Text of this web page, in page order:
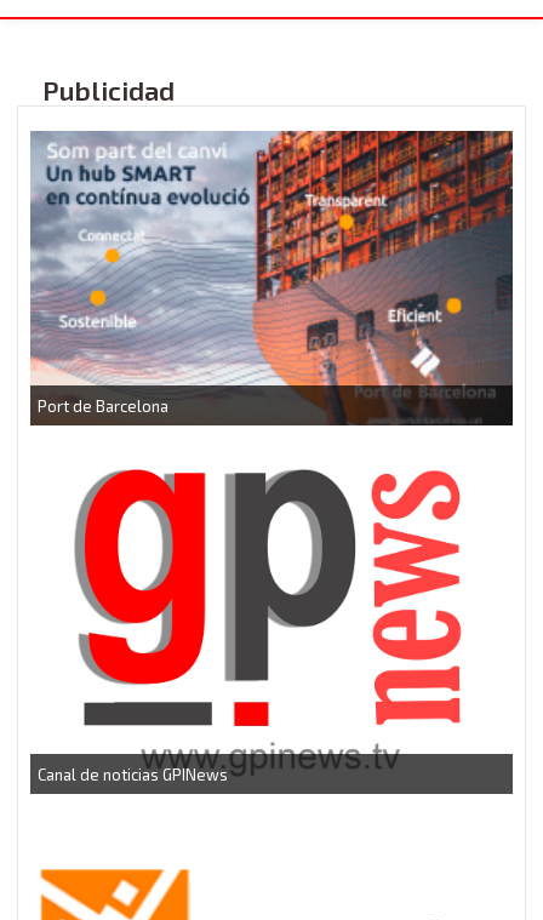
Publicidad
CEEI Torrefarrera